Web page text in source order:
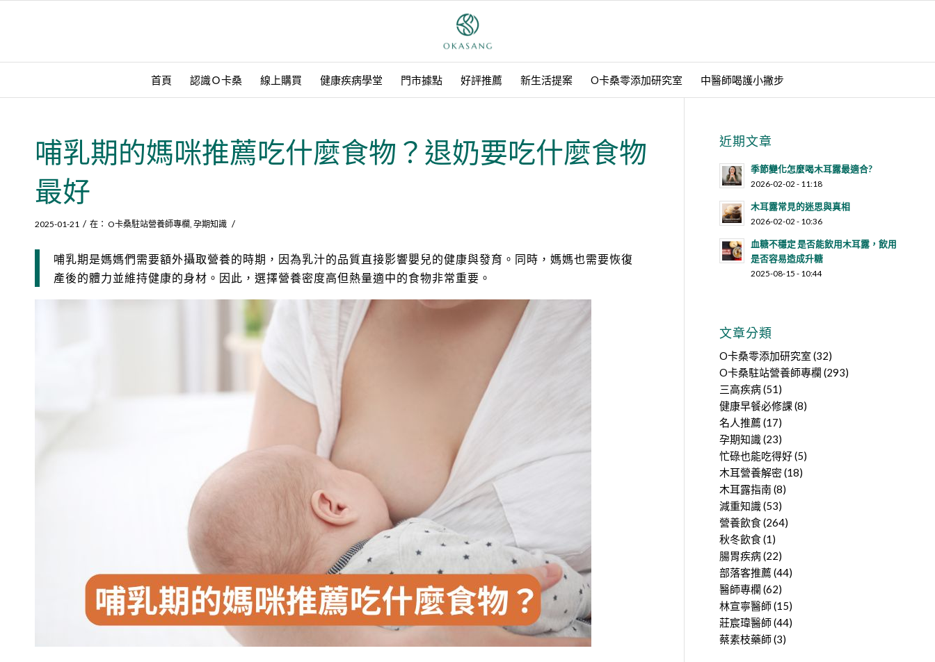
首頁 認識Ｏ卡桑 線上購買 健康疾病學堂 門市據點 好評推薦 新生活提案 O卡桑零添加研究室 中醫師喝護小撇步
哺乳期的媽咪推薦吃什麼食物？退奶要吃什麼食物
最好
2025-01-21 / 在： O卡桑駐站營養師專欄, 孕期知識 /
哺乳期是媽媽們需要額外攝取營養的時期，因為乳汁的品質直接影響嬰兒的健康與發育。同時，媽媽也需要恢復
產後的體力並維持健康的身材。因此，選擇營養密度高但熱量適中的食物非常重要。
近期文章
季節變化怎麼喝木耳露最適合?
2026-02-02 - 11:18
木耳露常見的迷思與真相
2026-02-02 - 10:36
血糖不穩定 是否能飲用木耳露，飲用
是否容易造成升糖
2025-08-15 - 10:44
文章分類
O卡桑零添加研究室 (32)
O卡桑駐站營養師專欄 (293)
三高疾病(51)
健康早餐必修課(8)
名人推薦 (17)
孕期知識(23)
忙碌也能吃得好(5)
木耳營養解密(18)
木耳露指南(8)
減重知識(53)
營養飲食(264)
秋冬飲食(1)
腸胃疾病(22)
部落客推薦 (44)
醫師專欄 (62)
林宣寧醫師(15)
莊宸瑋醫師(44)
蔡素枝藥師(3)